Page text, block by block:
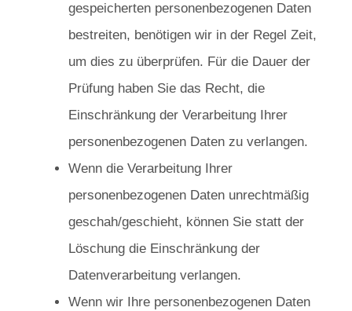
gespeicherten personenbezogenen Daten
bestreiten, benötigen wir in der Regel Zeit,
um dies zu überprüfen. Für die Dauer der
Prüfung haben Sie das Recht, die
Einschränkung der Verarbeitung Ihrer
personenbezogenen Daten zu verlangen.
Wenn die Verarbeitung Ihrer
personenbezogenen Daten unrechtmäßig
geschah/geschieht, können Sie statt der
Löschung die Einschränkung der
Datenverarbeitung verlangen.
Wenn wir Ihre personenbezogenen Daten